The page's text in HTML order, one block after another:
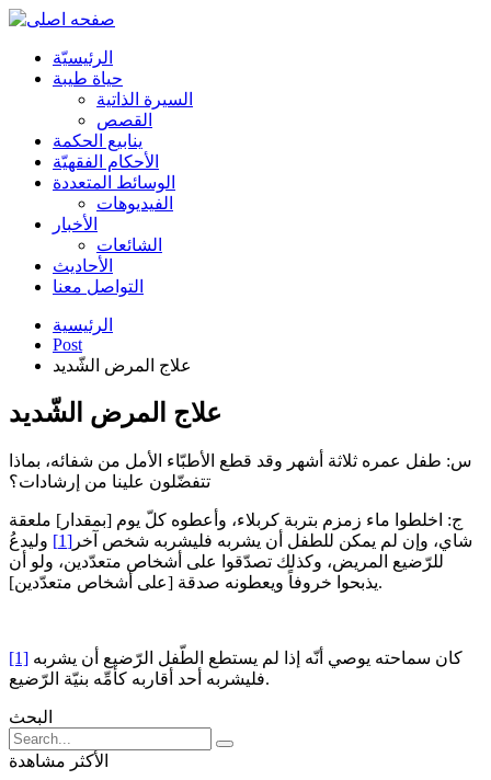
الرئیسیّة
حياة طيبة
السيرة الذاتية
القصص
ينابيع الحكمة
الأحکام الفقهیّة
الوسائط المتعددة
الفیدیوهات
الأخبار
الشائعات
الأحادیث
التواصل معنا
الرئيسية
Post
علاج المرض الشّديد
علاج المرض الشّديد
س: طفل عمره ثلاثة أشهر وقد قطع الأطبّاء الأمل من شفائه، بماذا
تتفضّلون علينا من إرشادات؟
ج: اخلطوا ماء زمزم بتربة كربلاء، وأعطوه كلّ يوم [بمقدار] ملعقة
شاي، وإن لم يمكن للطفل أن يشربه فليشربه شخص آخر [1]
وليدعُ
للرّضيع المريض، وكذلك تصدّقوا على أشخاص متعدّدين، ولو أن
يذبحوا خروفاً ويعطونه صدقة [على أشخاص متعدّدين].
[1]
فليشربه أحد أقاربه كأمِّه بنيّة الرّضيع.
البحث
الأكثر مشاهدة